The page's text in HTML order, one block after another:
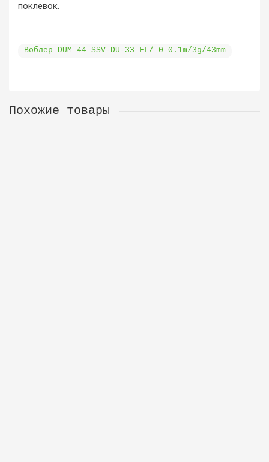
поклевок.
Воблер DUM 44 SSV-DU-33 FL/ 0-0.1m/3g/43mm
Похожие товары